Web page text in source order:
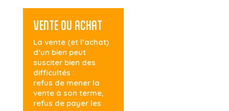
VENTE OU ACHAT
La vente (et l’achat)
d’un bien peut
susciter bien des
difficultés :
refus de mener la
vente à son terme,
refus de payer les